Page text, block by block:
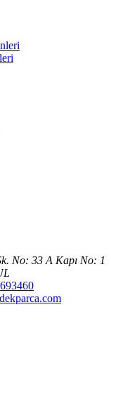
No: 33 A Kapı No: 1